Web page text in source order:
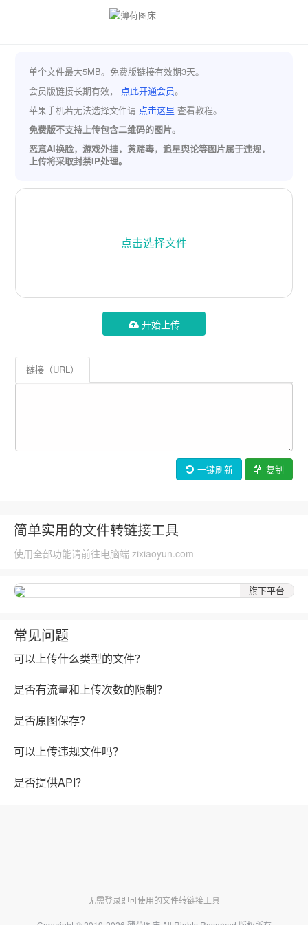
单个文件最大5MB。免费版链接有效期3天。
会员版链接长期有效， 点此开通会员。
苹果手机若无法选择文件请 点击这里 查看教程。
免费版不支持上传包含二维码的图片。
恶意AI换脸，游戏外挂，黄赌毒，追星舆论等图片属于违规，
上传将采取封禁IP处理。
开始上传
链接（URL）
一键刷新 复制
简单实用的文件转链接工具
使用全部功能请前往电脑端 zixiaoyun.com
旗下平台
常见问题
可以上传什么类型的文件？
是否有流量和上传次数的限制？
是否原图保存？
可以上传违规文件吗？
是否提供API？
无需登录即可使用的文件转链接工具